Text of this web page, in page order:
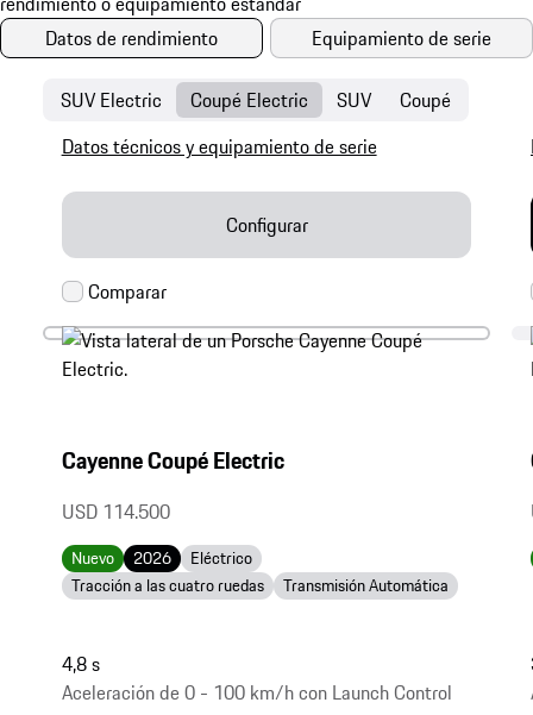
Datos de rendimiento Equipamiento de serie
SUV Electric Coupé Electric SUV Coupé
Cayenne Coupé Electric
USD 114.500
Nuevo 2026
Eléctrico
Tracción a las cuatro ruedas
Transmisión Automática
4,8 s
Aceleración de 0 - 100 km/h con Launch Control
Datos técnicos y equipamiento de serie
Configurar